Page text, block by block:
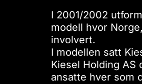
I 2001/2002
modell hvor
involvert.
I modellen satt
Kiesel Holding AS
ansatte hver som